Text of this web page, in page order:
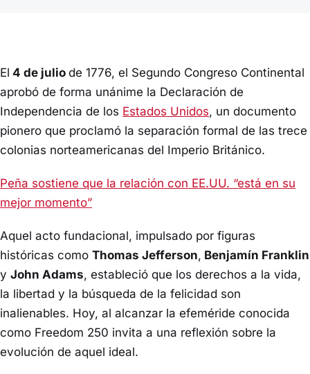
El 4 de julio de 1776, el Segundo Congreso Continental
aprobó de forma unánime la Declaración de
Independencia de los Estados Unidos, un documento
pionero que proclamó la separación formal de las trece
colonias norteamericanas del Imperio Británico.
Peña sostiene que la relación con EE.UU. “está en su
mejor momento”
Aquel acto fundacional, impulsado por figuras
históricas como Thomas Jefferson, Benjamín Franklin
y John Adams, estableció que los derechos a la vida,
la libertad y la búsqueda de la felicidad son
inalienables. Hoy, al alcanzar la efeméride conocida
como Freedom 250 invita a una reflexión sobre la
evolución de aquel ideal.